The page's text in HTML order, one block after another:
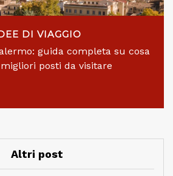
DI VIAGGIO
guida completa su cosa
posti da visitare
Altri post